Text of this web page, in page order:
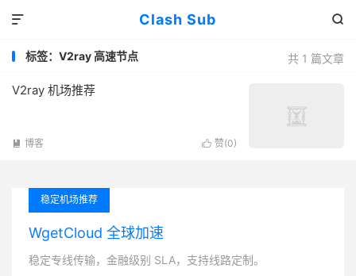
Clash Sub 

共 1 篇文章
标签：V2ray 高速节点
V2ray 机场推荐
 赞(0)
 博客
稳定机场推荐
WgetCloud 全球加速
稳定专线传输，金融级别 SLA，支持线路定制。